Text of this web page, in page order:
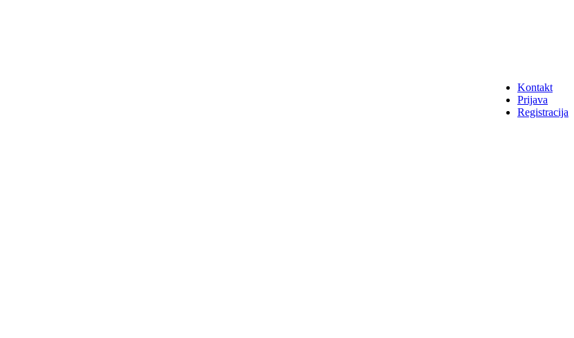
Kontakt
Prijava
Registracija